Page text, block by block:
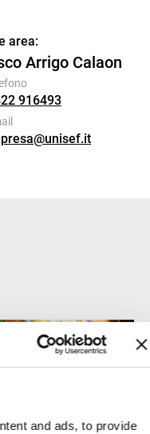
and ads, to provide
area:
Arrigo Calaon
916493